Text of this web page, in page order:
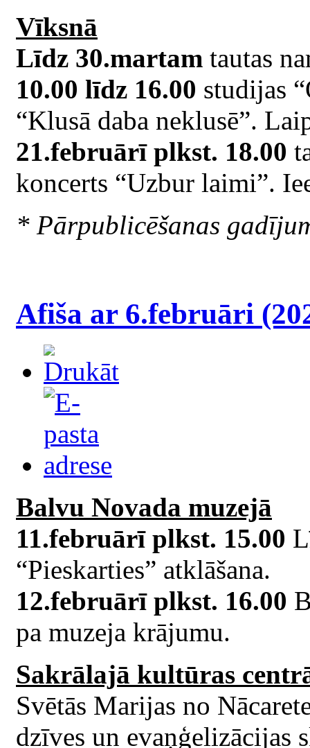
Vīksnā
Līdz 30.martam tautas
10.00 līdz 16.00 studijas
“Klusā daba neklusē”.
21.februārī plkst. 18.00
koncerts “Uzbur laimi”.
* Pārpublicēšanas
Afiša ar 6.februāri
Balvu Novada muzejā
11.februārī plkst. 15.00
“Pieskarties” atklāšana.
12.februārī plkst. 16.00
pa muzeja krājumu.
Sakrālajā kultūras
Svētās Marijas no
dzīves un evaņģelizācijas